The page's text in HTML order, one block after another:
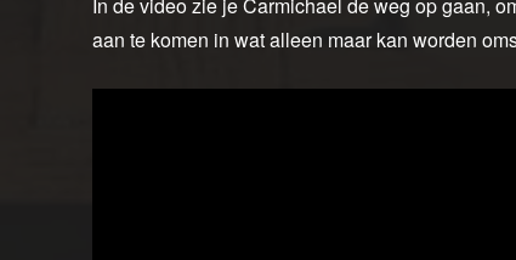
In de video zie je Carmichael de weg op gaan,
aan te komen in wat alleen maar kan worden